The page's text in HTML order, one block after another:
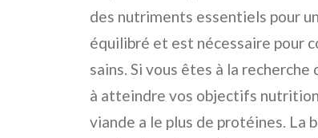
des nutriments essentiels pour
équilibré et est nécessaire pour
sains. Si vous êtes à la
à atteindre vos objectifs
viande a le plus de protéines. La